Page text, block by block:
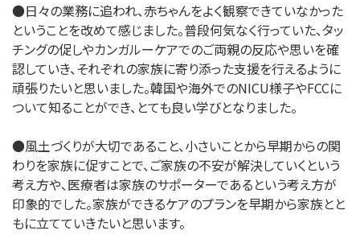
●日々の業務に追われ、赤ちゃんをよく観察できていなかった
ということを改めて感じました。普段何気なく行っていた、タッ
チングの促しやカンガルーケアでのご両親の反応や思いを確
認していき、それぞれの家族に寄り添った支援を行えるように
頑張りたいと思いました。韓国や海外でのNICU様子やFCCに
ついて知ることができ、とても良い学びとなりました。
●風土づくりが大切であること、小さいことから早期からの関
わりを家族に促すことで、ご家族の不安が解決していくという
考え方や、医療者は家族のサポーターであるという考え方が
印象的でした。家族ができるケアのプランを早期から家族とと
もに立てていきたいと思います。